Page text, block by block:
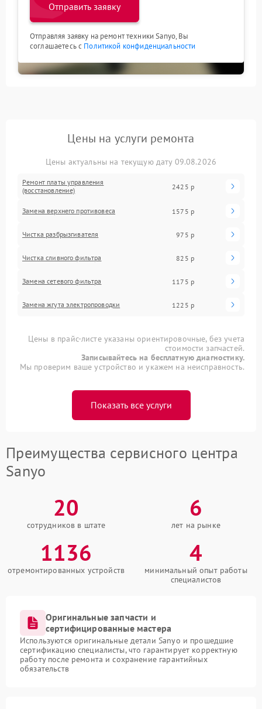
Отправить заявку
Отправляя заявку на ремонт техники Sanyo, Вы
соглашаетесь с Политикой конфиденциальности
Цены на услуги ремонта
Цены актуальны на текущую дату 09.08.2026
Ремонт платы управления
(восстановление)
2425 р
Замена верхнего противовеса 1575 р
Чистка разбрызгивателя 975 р
Чистка сливного фильтра 825 р
Замена сетевого фильтра 1175 р
Замена жгута электропроводки 1225 р
Цены в прайс-листе указаны ориентировочные, без учета
стоимости запчастей.
Записывайтесь на бесплатную диагностику.
Мы проверим ваше устройство и укажем на неисправность.
Показать все услуги
Преимущества сервисного центра
Sanyo
20
сотрудников в штате
6
лет на рынке
1136
отремонтированных устройств
4
минимальный опыт работы
специалистов
Оригинальные запчасти и
сертифицированные мастера
Используются оригинальные детали Sanyo и прошедшие
сертификацию специалисты, что гарантирует корректную
работу после ремонта и сохранение гарантийных
обязательств